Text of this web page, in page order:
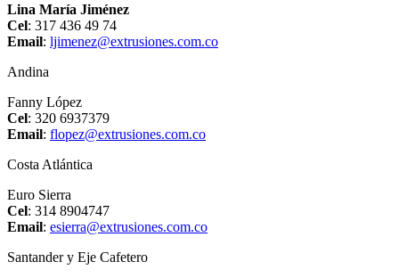
Lina María Jiménez
Cel: 317 436 49 74
Email: ljimenez@extrusiones.com.co
Andina
Fanny López
Cel: 320 6937379
Email: flopez@extrusiones.com.co
Costa Atlántica
Euro Sierra
Cel: 314 8904747
Email: esierra@extrusiones.com.co
Santander y Eje Cafetero